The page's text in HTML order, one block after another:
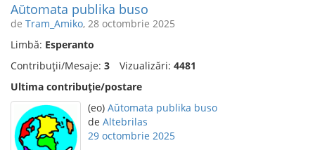
Aŭtomata publika buso
de Tram_Amiko, 28 octombrie 2025
Limbă: Esperanto
Contribuții/Mesaje: 3 Vizualizări: 4481
Ultima contribuție/postare
(eo) Aŭtomata publika buso
de Altebrilas
29 octombrie 2025